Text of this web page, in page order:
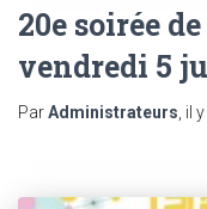
20e soirée
vendredi 5
ParAdministrateurs, il